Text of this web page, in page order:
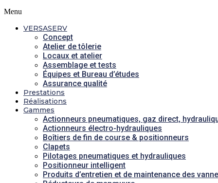
Menu
VERSASERV
Concept
Atelier de tôlerie
Locaux et atelier
Assemblage et tests
Équipes et Bureau d’études
Assurance qualité
Prestations
Réalisations
Gammes
Actionneurs pneumatiques, gaz direct,
Actionneurs électro-hydrauliques
Boîtiers de fin de course & positionneurs
Clapets
Pilotages pneumatiques et hydrauliques
Positionneur intelligent
Produits d’entretien et de maintenance des